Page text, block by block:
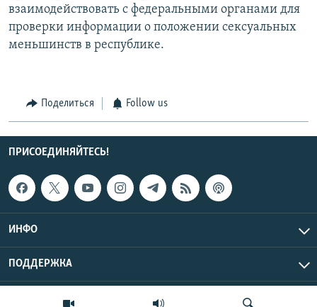
взаимодействовать с федеральными органами для
проверки информации о положении сексуальных
меньшинств в республике.
Поделиться Follow us
ПРИСОЕДИНЯЙТЕСЬ!
ИНФО
ПОДДЕРЖКА
Эхо Кавказа © 2026 RFE/RL, Inc. | Все права защищены.